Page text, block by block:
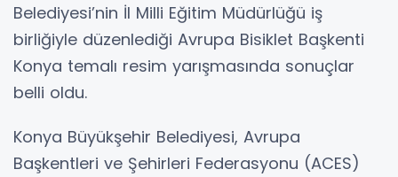
Belediyesi’nin İl Milli Eğitim Müdürlüğü iş
birliğiyle düzenlediği Avrupa Bisiklet Başkenti
Konya temalı resim yarışmasında sonuçlar
belli oldu.
Konya Büyükşehir Belediyesi, Avrupa
Başkentleri ve Şehirleri Federasyonu (ACES)